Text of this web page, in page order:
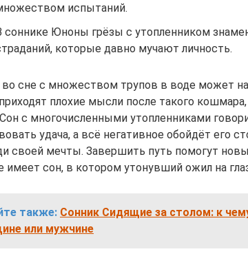
испытаний.
соннике Юноны грёзы с утопленником
которые давно мучают личность.
во сне с множеством трупов в воде может
плохие мысли после такого
с многочисленными утопленниками
удача, а всё негативное обойдёт его
своей мечты. Завершить путь помогут
имеет сон, в котором утонувший ожил на
также: Сонник Сидящие за столом: к
или мужчине